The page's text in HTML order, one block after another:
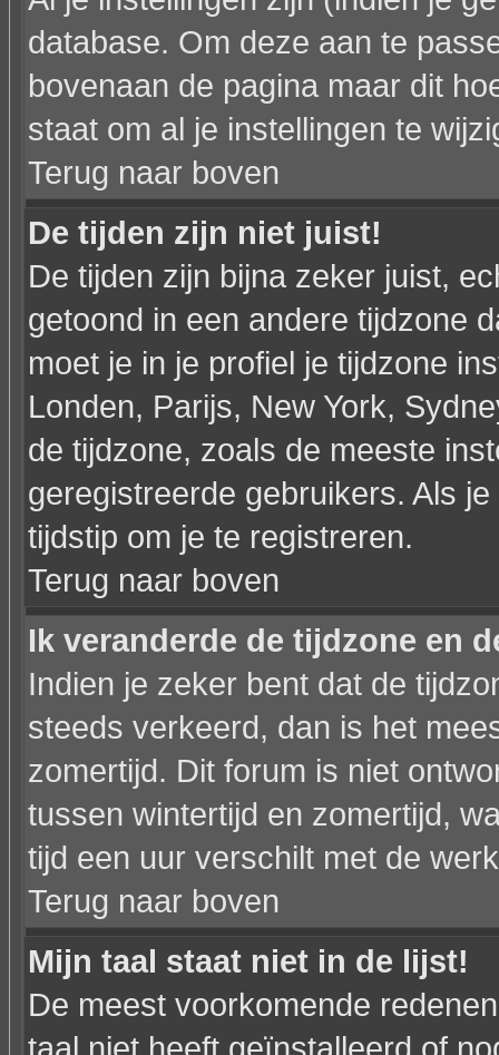
database. Om deze aan te
bovenaan de pagina maar dit
staat om al je instellingen te
Terug naar boven
De tijden zijn niet juist!
De tijden zijn bijna zeker juist,
getoond in een andere tijdzone
moet je in je profiel je tijdzone
Londen, Parijs, New York,
de tijdzone, zoals de meeste
geregistreerde gebruikers. Als
tijdstip om je te registreren.
Terug naar boven
Ik veranderde de tijdzone en
Indien je zeker bent dat de
steeds verkeerd, dan is het
zomertijd. Dit forum is niet
tussen wintertijd en zomertijd,
tijd een uur verschilt met de
Terug naar boven
Mijn taal staat niet in de lijst!
De meest voorkomende